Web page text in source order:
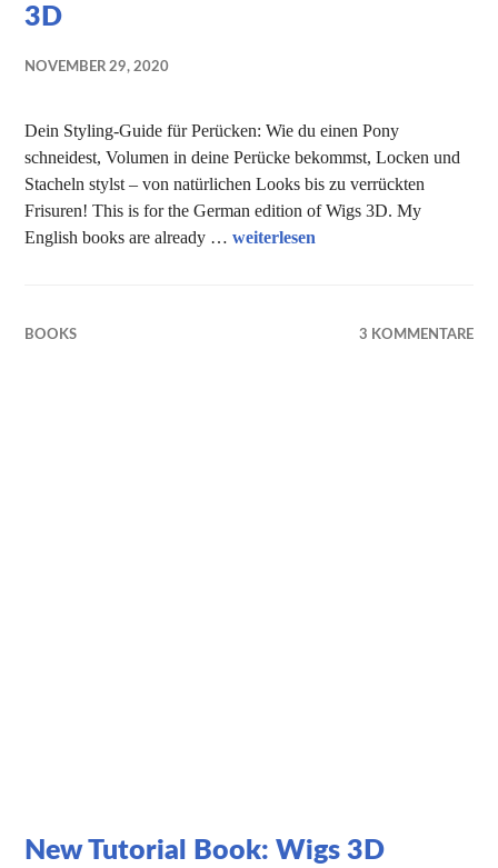
3D
NOVEMBER 29, 2020
Dein Styling-Guide für Perücken: Wie du einen Pony
schneidest, Volumen in deine Perücke bekommst, Locken und
Stacheln stylst – von natürlichen Looks bis zu verrückten
Frisuren! This is for the German edition of Wigs 3D. My
English books are already …Das neue Tutorial-Buch: Perücken
weiterlesen
BOOKS 3 KOMMENTARE
New Tutorial Book: Wigs 3D